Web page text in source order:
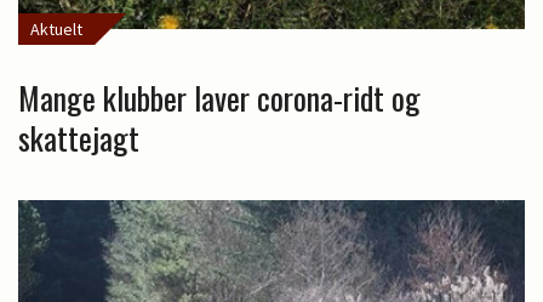
Aktuelt
Mange klubber laver corona-ridt og
skattejagt